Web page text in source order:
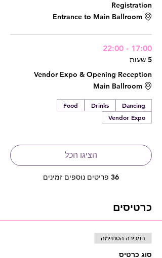
Registration
Entrance to Main Ballroom
17:00 - 22:00
5 שעות
Vendor Expo & Opening Reception
Main Ballroom
Dancing
Drinks
Food
Vendor Expo
36 פריטים נוספים זמינים
הציגו הכל
כרטיסים
המכירה הסתיימה
סוג כרטיס